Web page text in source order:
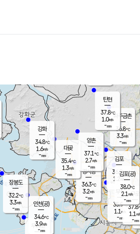
무의도
장봉도
32.2℃
3.3m/s
-mm
경서동
36.3℃
3.2m/s
-mm
파주금촌
36.8℃
3.3m/s
-mm
대곶
35.4℃
1.3m/s
-mm
탄현
37.8℃
1.0m/s
-mm
김포
36.9℃
1.2 m/s
mm
부천
35.9℃
1.1 m/s
-mm
양촌
37.1℃
2.7m/s
-mm
구로
37.8
1.1
-mm
강화
34.8℃
1.6m/s
-mm
인천(공)
34.6℃
3.9m/s
-mm
김포(공)
38.0℃
2.1 m/s
-mm